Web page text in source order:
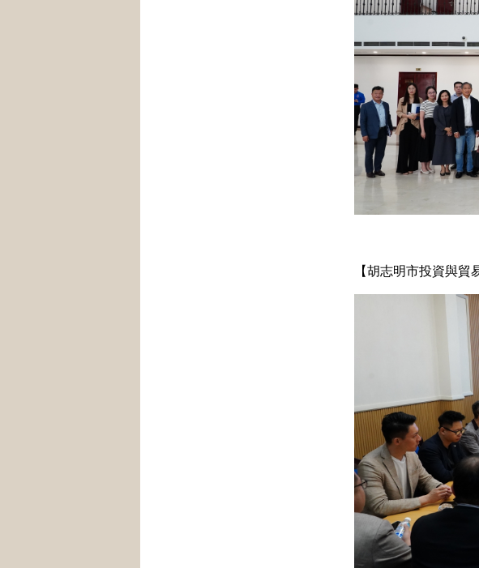
【胡志明市投資與貿